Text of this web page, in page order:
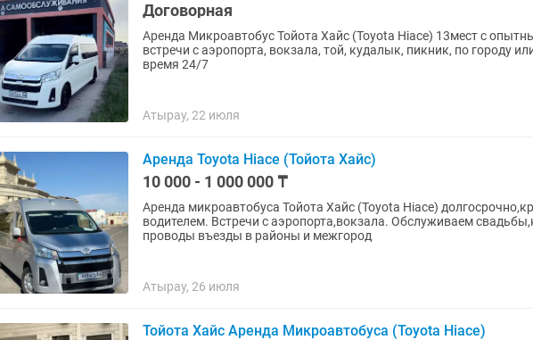
Договорная
Аренда Микроавтобус Тойота Хайс (Toyota Hiace) 13мест с
встречи с аэропорта, вокзала, той, кудалык, пикник, по городу
время 24/7
Атырау, 22 июля
Аренда Toyota Hiace (Тойота Хайс)
10 000 - 1 000 000 ₸
Аренда микроавтобуса Тойота Хайс (Toyota Hiace)
водителем. Встречи с аэропорта,вокзала. Обслуживаем
проводы въезды в районы и межгород
Атырау, 26 июля
Тойота Хайс Аренда Микроавтобуса (Toyota Hiace)